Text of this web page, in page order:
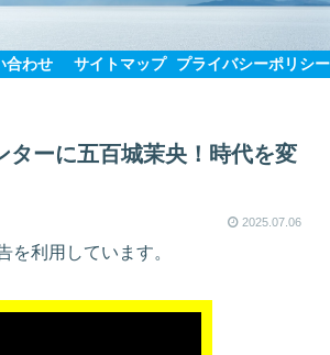
合わせ サイトマップ プライバシーポリシー
ターに五百城茉央！時代を変
2025.07.06
を利用しています。